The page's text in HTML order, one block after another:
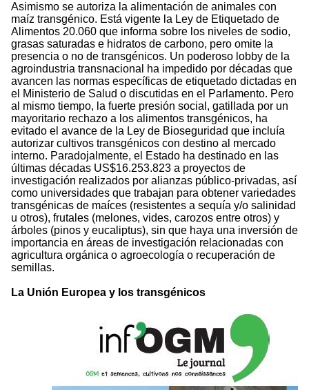
Asimismo se autoriza la alimentación de animales con
maíz transgénico. Está vigente la Ley de Etiquetado de
Alimentos 20.060 que informa sobre los niveles de sodio,
grasas saturadas e hidratos de carbono, pero omite la
presencia o no de transgénicos. Un poderoso lobby de la
agroindustria transnacional ha impedido por décadas que
avancen las normas específicas de etiquetado dictadas en
el Ministerio de Salud o discutidas en el Parlamento. Pero
al mismo tiempo, la fuerte presión social, gatillada por un
mayoritario rechazo a los alimentos transgénicos, ha
evitado el avance de la Ley de Bioseguridad que incluía
autorizar cultivos transgénicos con destino al mercado
interno. Paradojalmente, el Estado ha destinado en las
últimas décadas US$16.253.823 a proyectos de
investigación realizados por alianzas público-privadas, así
como universidades que trabajan para obtener variedades
transgénicas de maíces (resistentes a sequía y/o salinidad
u otros), frutales (melones, vides, carozos entre otros) y
árboles (pinos y eucaliptus), sin que haya una inversión de
importancia en áreas de investigación relacionadas con
agricultura orgánica o agroecología o recuperación de
semillas.
La Unión Europea y los transgénicos